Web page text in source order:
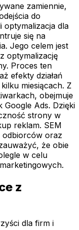
zamiennie,
do
optymalizacja dla
się na
Jego celem jest
optymalizację
Proces ten
efekty działań
miesiącach. Z
obejmuje
Google Ads. Dzięki
strony w
reklam. SEM
odbiorców oraz
że obie
w celu
z
dla firm i